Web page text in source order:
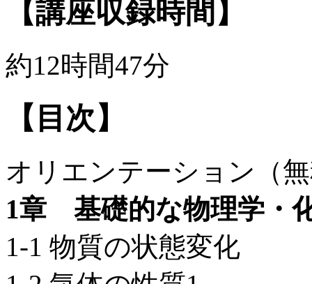
【講座収録時間】
約12時間47分
【目次】
オリエンテーション（
1章 基礎的な物理学・
1-1 物質の状態変化